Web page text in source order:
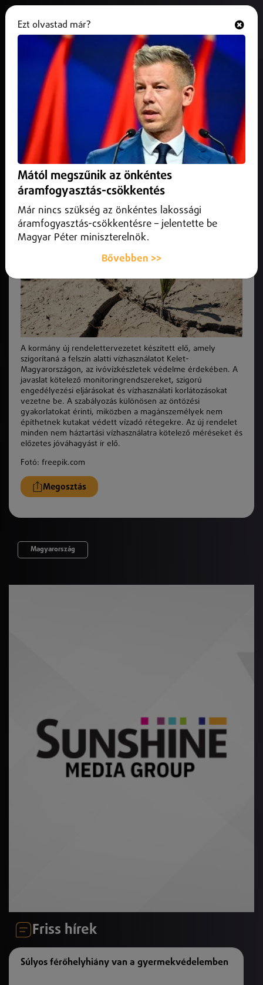
Bekeményít a kormány Kelet-
Magyarországon az aszály miatt
2025. július 07. Szabolcs-Szatmár-Bereg vármegye
A kormány új rendelettervezetet készített elő, amely
Magyarországon, az ivóvízkészletek védelme érdekében.
A kormány új rendelettervezetet készített elő, amely
szigorítaná a felszín alatti vízhasználatot Kelet-
Magyarországon, az ivóvízkészletek védelme érdekében. A
javaslat kötelező monitoringrendszereket, szigorú
engedélyezési eljárásokat és vízhasználati korlátozásokat
vezetne be. A szabályozás különösen az öntözési
gyakorlatokat érinti, miközben a magánszemélyek nem
építhetnek kutakat védett vízadó rétegekre. Az új rendelet
minden nem háztartási vízhasználatra kötelező méréseket és
előzetes jóváhagyást ír elő.
Fotó: freepik.com
Megosztás
Magyarország
Friss hírek
Súlyos férőhelyhiány van a gyermekvédelemben
Ezt olvastad már?
Mától megszűnik az önkéntes
áramfogyasztás-csökkentés
Már nincs szükség az önkéntes lakossági
áramfogyasztás-csökkentésre – jelentette be
Magyar Péter miniszterelnök.
Bővebben >>